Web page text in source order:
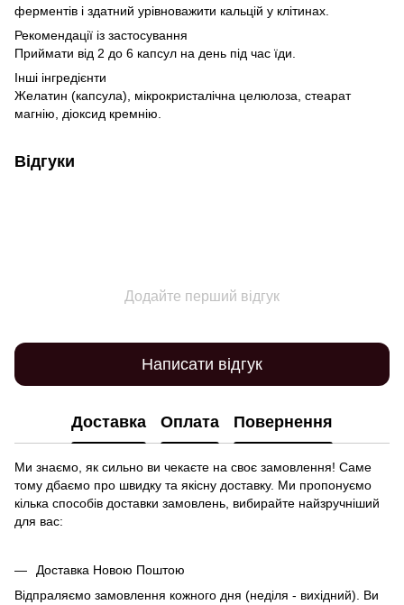
ферментів і здатний урівноважити кальцій у клітинах.
Рекомендації із застосування
Приймати від 2 до 6 капсул на день під час їди.
Інші інгредієнти
Желатин (капсула), мікрокристалічна целюлоза, стеарат
магнію, діоксид кремнію.
Відгуки
Додайте перший відгук
Написати відгук
Доставка Оплата Повернення
Ми знаємо, як сильно ви чекаєте на своє замовлення! Саме
тому дбаємо про швидку та якісну доставку. Ми пропонуємо
кілька способів доставки замовлень, вибирайте найзручніший
для вас:
Доставка Новою Поштою
Відпраляємо замовлення кожного дня (неділя - вихідний). Ви